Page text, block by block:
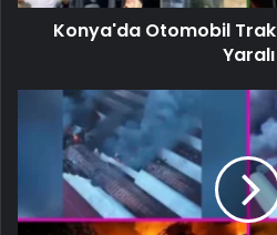
Konya'da Otomobil
Yaralı